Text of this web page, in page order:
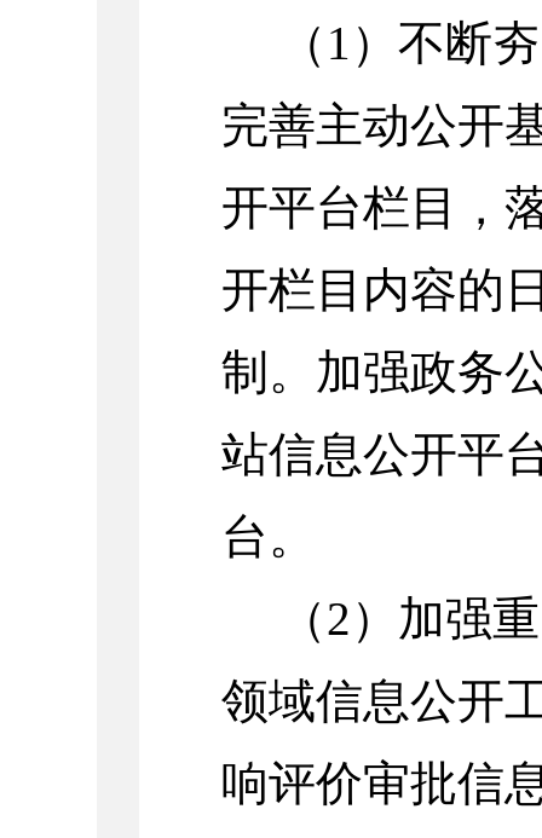
（ 1 ）不断
完善主动公开
开平台栏目，
开栏目内容的
制。加强政务
站信息公开平
台。
（2）加强
领域信息公开
响评价审批信